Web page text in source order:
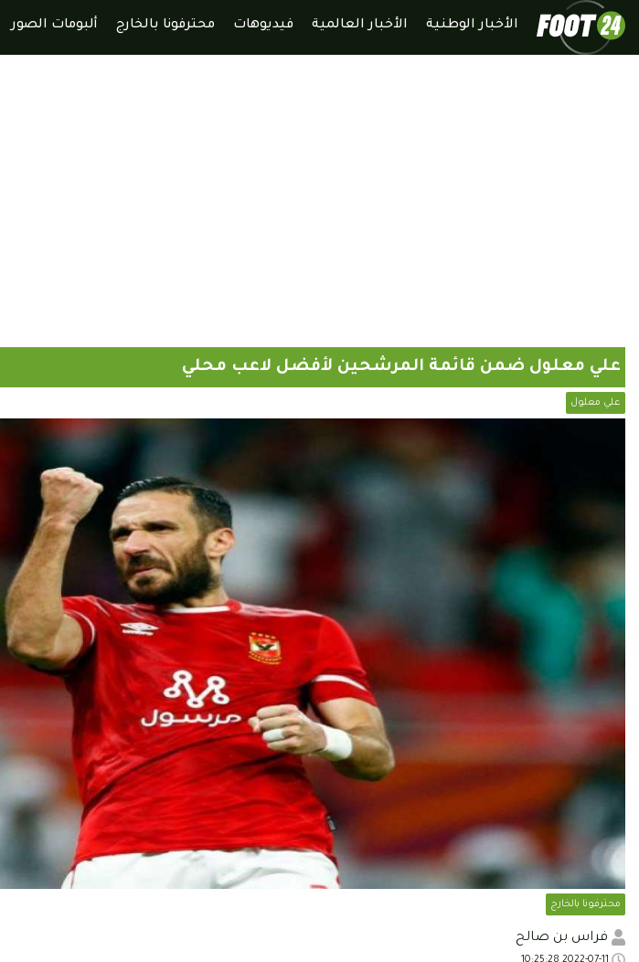
الأخبار الوطنية الأخبار العالمية فيديوهات محترفونا بالخارج ألبومات الصور
علي معلول ضمن قائمة المرشحين لأفضل لاعب محلي
علي معلول
محترفونا بالخارج
فراس بن صالح